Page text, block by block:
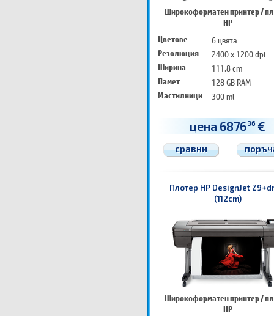
Широкоформатен принтер /
HP
Цветове
6 цвята
Резолюция
2400 x 1200 dpi
Ширина
111.8 cm
Памет
128 GB RAM
Мастилници
300 ml
цена 687636 €
сравни
Плотер HP DesignJet
(112cm)
Широкоформатен принтер /
HP